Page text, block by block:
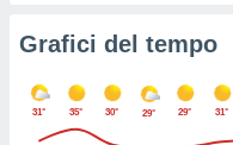
potrai
Grafici del tempo
31° 35° 30° 29° 29° 31°